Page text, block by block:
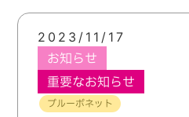
2023/11/17
お知らせ
重要なお知らせ
ブルーボネット